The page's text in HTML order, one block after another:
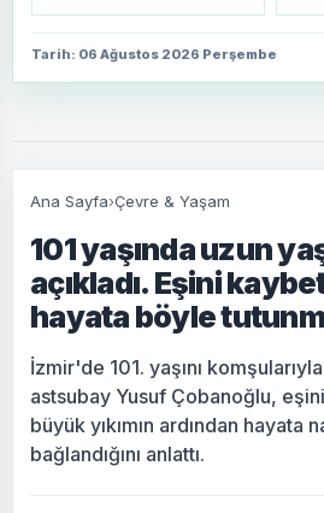
Tarih: 06 Ağustos 2026 Perşembe
Ana Sayfa›Çevre & Yaşam
101 yaşında uzun
açıkladı. Eşini
hayata böyle
İzmir'de 101. yaşını
astsubay Yusuf Çobanoğlu,
büyük yıkımın ardından hayata
bağlandığını anlattı.